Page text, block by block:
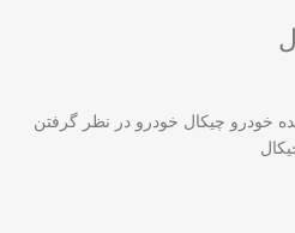
خودرو چیکال خودرو در نظر گرفتن